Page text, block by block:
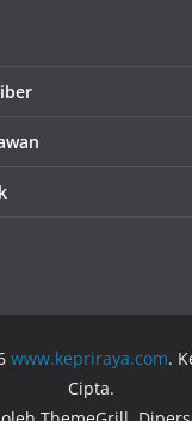
www.kepriraya.com.
Cipta.